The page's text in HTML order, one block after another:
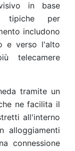
in base
tipiche per
includono
e verso l'alto
telecamere
tramite un
ne facilita il
all'interno
alloggiamenti
connessione